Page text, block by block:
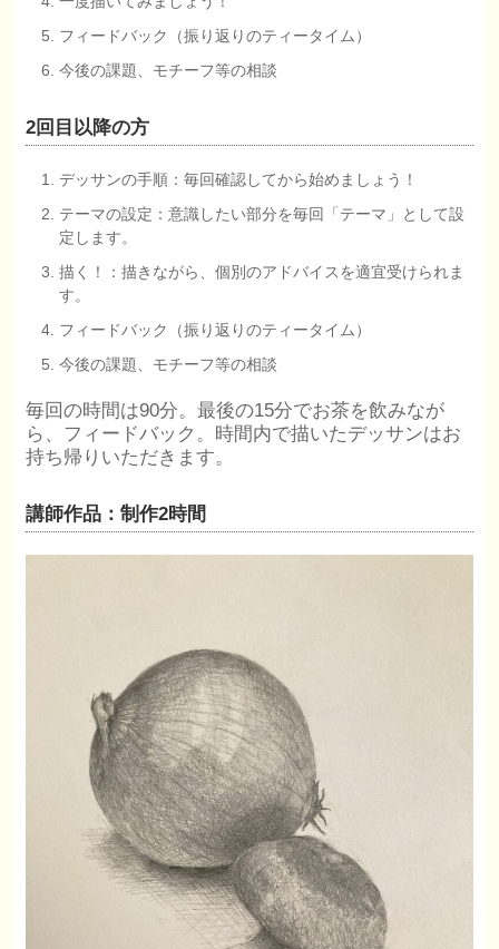
フィードバック（振り返りのティータイム）
今後の課題、モチーフ等の相談
2回目以降の方
デッサンの手順：毎回確認してから始めましょう！
テーマの設定：意識したい部分を毎回「テーマ」として設
定します。
描く！：描きながら、個別のアドバイスを適宜受けられま
す。
フィードバック（振り返りのティータイム）
今後の課題、モチーフ等の相談
毎回の時間は90分。最後の15分でお茶を飲みなが
ら、フィードバック。時間内で描いたデッサンはお
持ち帰りいただきます。
講師作品：制作2時間